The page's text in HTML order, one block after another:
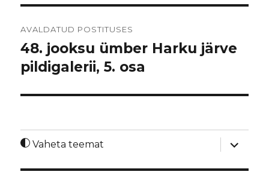
AVALDATUD POSTITUSES
48. jooksu ümber Harku järve
pildigalerii, 5. osa
Vaheta teemat
laienda